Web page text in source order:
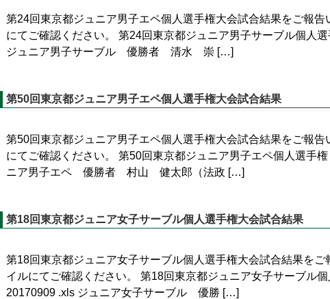
第24回東京都ジュニア男子エペ個人選手権大会試合結果をご報告
にてご確認ください。 第24回東京都ジュニア男子サーブル個人
ジュニア男子サーブル 優勝者 清水 崇 […]
第50回東京都ジュニア男子エペ個人選手権大会試合結果
第50回東京都ジュニア男子エペ個人選手権大会試合結果をご報告
にてご確認ください。 第50回東京都ジュニア男子エペ個人選手
ニア男子エペ 優勝者 村山 健太郎（法政 […]
第18回東京都ジュニア女子サーブル個人選手権大会試合結果
第18回東京都ジュニア女子サーブル個人選手権大会試合結果をご
イルにてご確認ください。 第18回東京都ジュニア女子サーブル
20170909 .xls ジュニア女子サーブル 優勝 […]